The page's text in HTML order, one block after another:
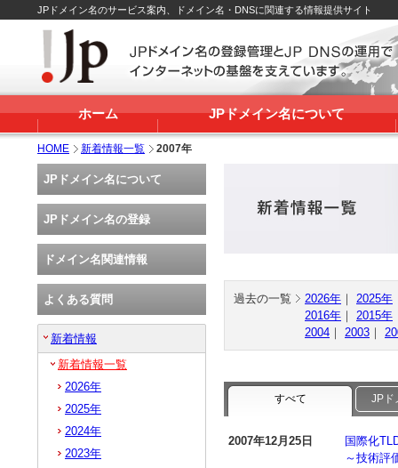
JPドメイン名のサービス案内、ドメイン名・DNSに関連する情報提供サイト
ホーム JPドメイン名について
HOME 新着情報一覧 2007年
過去の一覧 2026年 ｜ 2025年
2016年 ｜ 2015年
2004 ｜ 2003 ｜
すべて JPド
2007年12月25日
国際化
～技術評
JPドメイン名について
JPドメイン名の登録
ドメイン名関連情報
よくある質問
新着情報
新着情報一覧
2026年
2025年
2024年
2023年